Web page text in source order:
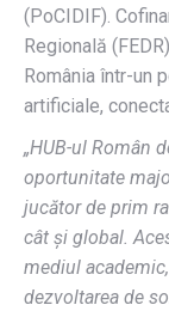
(PoCIDIF).
Regională
România într-un
artificiale,
„HUB-ul Român
oportunitate
jucător de prim
cât și global.
mediul
dezvoltarea de